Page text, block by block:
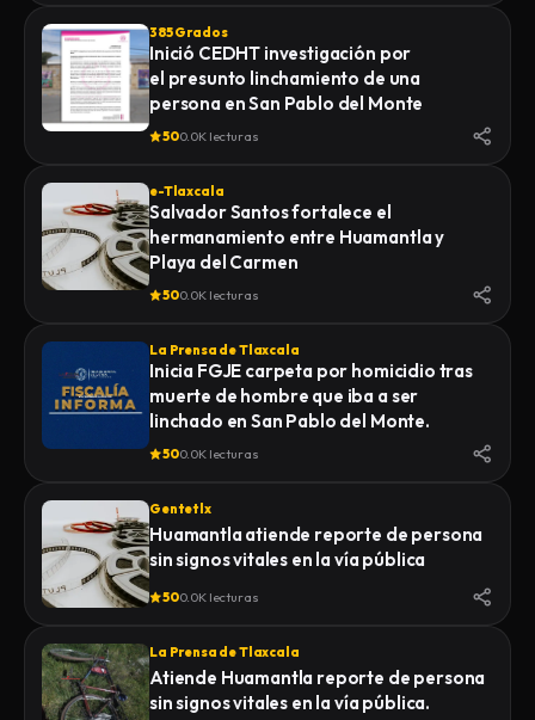
385 Grados
Inició CEDHT investigación por
el presunto linchamiento de una
500.0K lecturas
e-Tlaxcala
Salvador Santos fortalece el
hermanamiento entre Huamantla y
Playa del Carmen
500.0K lecturas
La Prensa de Tlaxcala
Inicia FGJE carpeta por homicidio tras
muerte de hombre que iba a ser
linchado en San Pablo del Monte.
500.0K lecturas
Gentetlx
Huamantla atiende reporte de persona
sin signos vitales en la vía pública
500.0K lecturas
La Prensa de Tlaxcala
Atiende Huamantla reporte de persona
sin signos vitales en la vía pública.